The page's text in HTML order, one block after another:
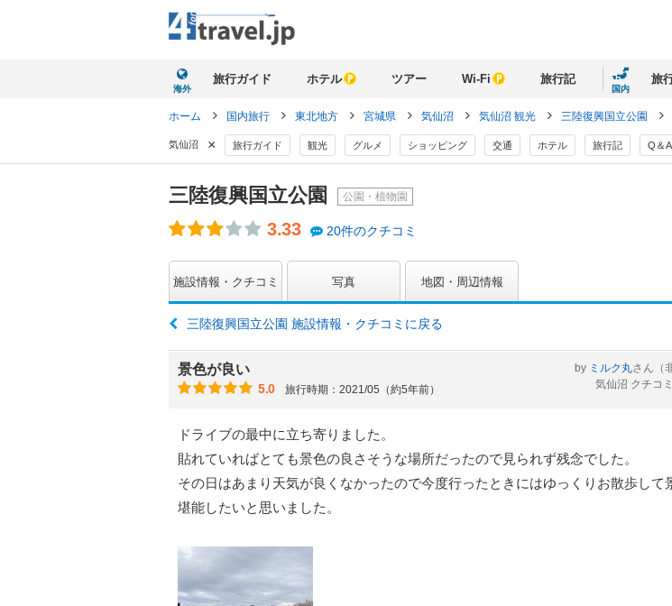
海外
旅行ガイド ホテル ツアー Wi-Fi 旅行記
国内
旅
ホーム 国内旅行 東北地方 宮城県 気仙沼 気仙沼 観光 三陸復興国立公園
気仙沼 × 旅行ガイド 観光 グルメ ショッピング 交通 ホテル 旅行記 Q＆A
三陸復興国立公園 公園・植物園
3.33 20件のクチコミ
施設情報・クチコミ 写真 地図・周辺情報
三陸復興国立公園 施設情報・クチコミに戻る
景色が良い
5.0 旅行時期：2021/05（約5年前）
by ミルク丸さん （
気仙沼 クチコ
ドライブの最中に立ち寄りました。
貼れていればとても景色の良さそうな場所だったので見られず残念でした。
その日はあまり天気が良くなかったので今度行ったときにはゆっくりお散歩して
堪能したいと思いました。